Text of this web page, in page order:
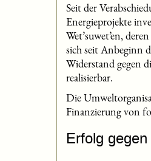
Seit der
Energieprojekte
Wet’suwet’en,
sich seit Anbeginn
Widerstand gegen
realisierbar.
Die
Finanzierung von
Erfolg